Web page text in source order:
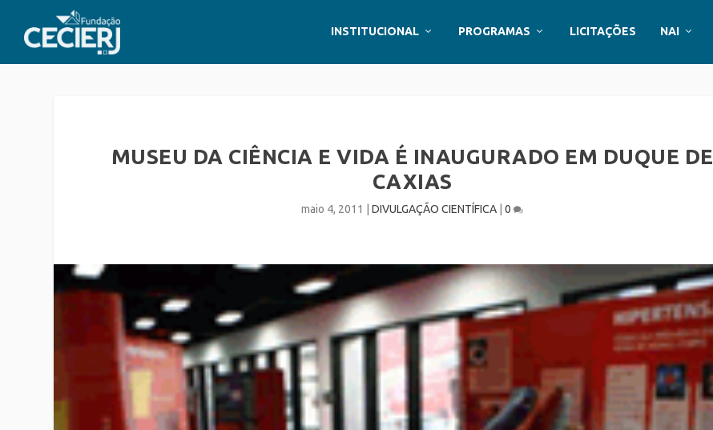
INSTITUCIONAL PROGRAMAS LICITAÇÕES NAI
MUSEU DA CIÊNCIA E VIDA É INAUGURADO EM DUQUE DE
CAXIAS
maio 4, 2011 |DIVULGAÇÃO CIENTÍFICA |0